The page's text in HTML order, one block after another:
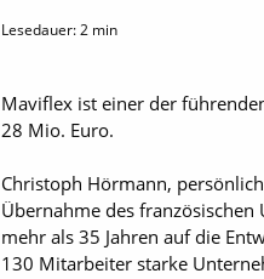
Lesedauer:2 min
Maviflex ist einer der
28 Mio. Euro.
Christoph Hörmann,
Übernahme des französischen
mehr als 35 Jahren auf die
130 Mitarbeiter starke